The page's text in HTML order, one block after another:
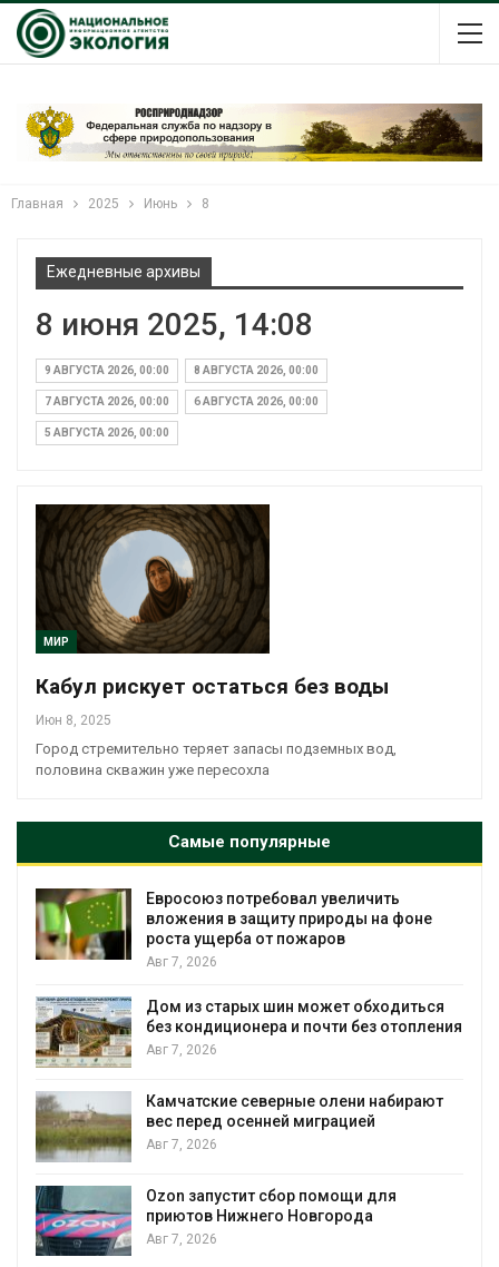
Главная 2025 Июнь 8
Ежедневные архивы
8 июня 2025, 14:08
9 АВГУСТА 2026, 00:00 8 АВГУСТА 2026, 00:00
7 АВГУСТА 2026, 00:00 6 АВГУСТА 2026, 00:00
5 АВГУСТА 2026, 00:00
МИР
Кабул рискует остаться без воды
Июн 8, 2025
Город стремительно теряет запасы подземных вод,
половина скважин уже пересохла
Самые популярные
Евросоюз потребовал увеличить
вложения в защиту природы на фоне
роста ущерба от пожаров
Авг 7, 2026
Дом из старых шин может обходиться
без кондиционера и почти без отопления
Авг 7, 2026
Камчатские северные олени набирают
вес перед осенней миграцией
Авг 7, 2026
Ozon запустит сбор помощи для
приютов Нижнего Новгорода
Авг 7, 2026